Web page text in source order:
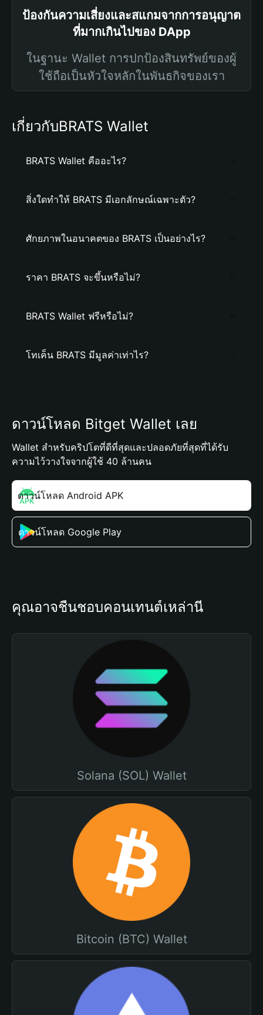
ป้องกันความเสี่ยงและสแกมจากการอนุญาต
ที่มากเกินไปของ DApp
ในฐานะ Wallet การปกป้องสินทรัพย์ของผู้
ใช้ถือเป็นหัวใจหลักในพันธกิจของเรา
เกี่ยวกับBRATS Wallet
BRATS Wallet คืออะไร?
สิ่งใดทำให้ BRATS มีเอกลักษณ์เฉพาะตัว?
ศักยภาพในอนาคตของ BRATS เป็นอย่างไร?
ราคา BRATS จะขึ้นหรือไม่?
BRATS Wallet ฟรีหรือไม่?
โทเค็น BRATS มีมูลค่าเท่าไร?
ดาวน์โหลด Bitget Wallet เลย
Wallet สำหรับคริปโตที่ดีที่สุดและปลอดภัยที่สุดที่ได้รับ
ความไว้วางใจจากผู้ใช้ 40 ล้านคน
ดาวน์โหลด Android APK
ดาวน์โหลด Google Play
คุณอาจชื่นชอบคอนเทนต์เหล่านี้
Solana (SOL) Wallet
Bitcoin (BTC) Wallet